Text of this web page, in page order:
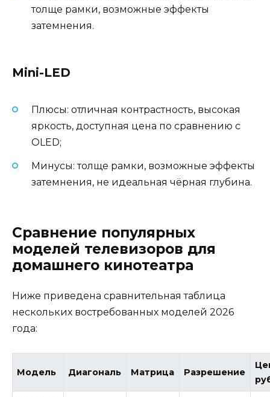
толще рамки, возможные эффекты
затемнения.
Mini-LED
Плюсы: отличная контрастность, высокая
яркость, доступная цена по сравнению с
OLED;
Минусы: толще рамки, возможные эффекты
затемнения, не идеальная чёрная глубина.
Сравнение популярных
моделей телевизоров для
домашнего кинотеатра
Ниже приведена сравнительная таблица
нескольких востребованных моделей 2026
года:
Модель Диагональ Матрица Разрешение